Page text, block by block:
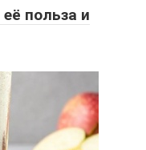
польза и